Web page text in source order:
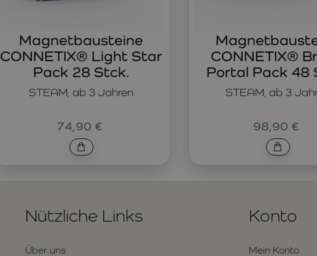
STEAM, ab 3 Jahren
Magnetbausteine
CONNETIX® Light Star
Pack 28 Stck.
74,90 €
STEAM, ab 3
CONNETIX®
Portal Pack 48
98,90 €
Nützliche Links
Über uns
Konto
Mein Konto